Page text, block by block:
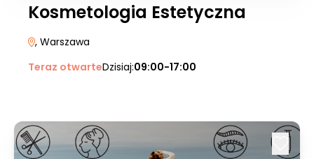
Kosmetologia Estetyczna
, Warszawa
Teraz otwarteDzisiaj:09:00-17:00